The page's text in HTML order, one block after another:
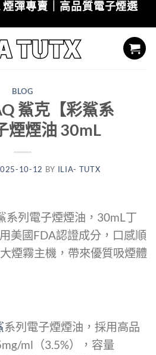
彈專賣｜高品質電子煙選
BLOG
鯊克【彩鯊系
煙煙油 30mL
10-12 BY ILIA- TUTX
系列電子煙煙油，30mL丁
美國FDA認證成分，口感順
煙霧主機，帶來優質吸煙體
系列電子煙煙油，採用高品
ml（3.5%），容量